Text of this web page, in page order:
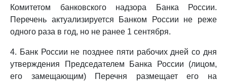
Комитетом банковского надзора Банка России.
Перечень актуализируется Банком России не реже
одного раза в год, но не ранее 1 сентября.
4. Банк России не позднее пяти рабочих дней со дня
утверждения Председателем Банка России (лицом,
его замещающим) Перечня размещает его на